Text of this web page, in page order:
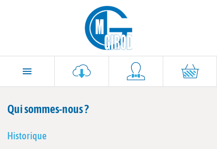

Qui sommes-nous ?
Historique